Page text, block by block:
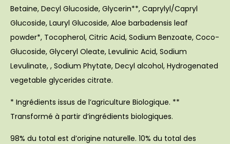
Betaine, Decyl Glucoside, Glycerin**, Caprylyl/Capryl
Glucoside, Lauryl Glucoside, Aloe barbadensis leaf
powder*, Tocopherol, Citric Acid, Sodium Benzoate, Coco-
Glucoside, Glyceryl Oleate, Levulinic Acid, Sodium
Levulinate, , Sodium Phytate, Decyl alcohol, Hydrogenated
vegetable glycerides citrate.
* Ingrédients issus de l’agriculture Biologique. **
Transformé à partir d’ingrédients biologiques.
98% du total est d’origine naturelle. 10% du total des